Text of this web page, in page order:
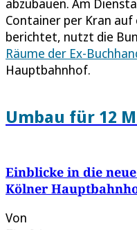
abzubauen. Am
Container per Kran auf
berichtet, nutzt die
Räume der Ex-
Hauptbahnhof.
Umbau für 12
Einblicke in die
Kölner
Von